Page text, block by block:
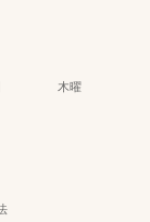
木曜